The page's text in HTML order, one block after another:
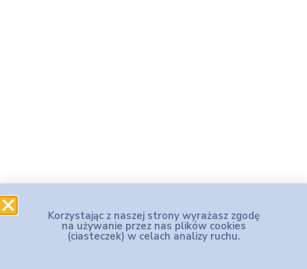
Korzystając z naszej strony wyrażasz zgodę
na używanie przez nas plików cookies
(ciasteczek) w celach analizy ruchu.